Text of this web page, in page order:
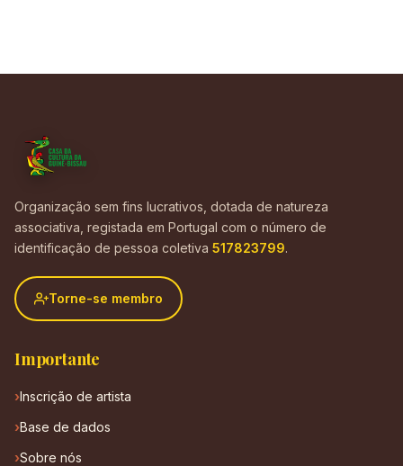
Organização sem fins lucrativos, dotada de natureza
associativa, registada em Portugal com o número de
identificação de pessoa coletiva 517823799.
Torne-se membro
Importante
Inscrição de artista
Base de dados
Sobre nós